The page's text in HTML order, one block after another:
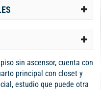
sin ascensor, cuenta con
principal con closet y
estudio que puede otra